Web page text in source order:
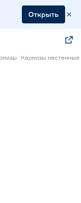
Открыть
Карнизы настенные